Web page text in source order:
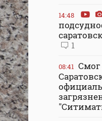
14:48
1
08:41 Смог